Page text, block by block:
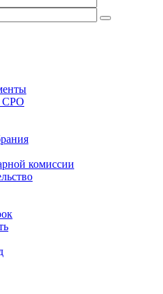
СРО
комиссии